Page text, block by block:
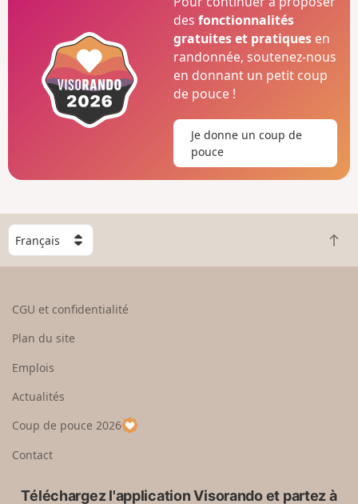
desfonctionnalités
gratuites et pratiques en
randonnée, soutenez-nous
en donnant un petit coup
de pouce !
Je donne un coup de
pouce
C
h
o
e
u
p
a
R
e
CGU et confidentialité
Plan du site
Emplois
Actualités
Coup de pouce 2026
Contact
Téléchargez l'application Visorando et partez à